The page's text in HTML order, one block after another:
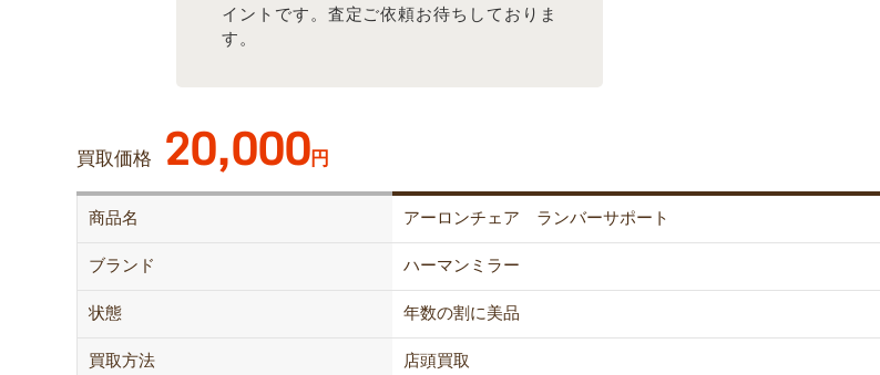
イントです。査定ご依頼お待ちしておりま
す。
買取価格 20,000円
商品名 アーロンチェア ランバーサポート
ブランド ハーマンミラー
状態 年数の割に美品
買取方法 店頭買取